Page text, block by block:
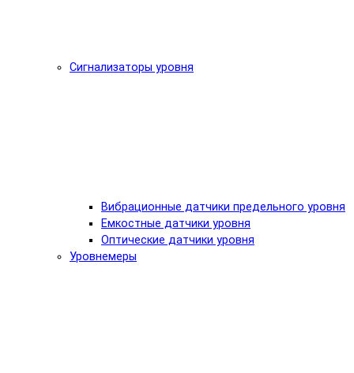
Сигнализаторы уровня
Вибрационные датчики предельного уровня
Емкостные датчики уровня
Оптические датчики уровня
Уровнемеры